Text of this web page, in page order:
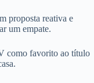
proposta reativa e
um empate.
como favorito ao título